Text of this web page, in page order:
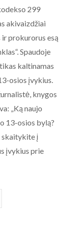
299
akivaizdžiai
ir prokurorus esą
Spaudoje
kaltinamas
osios įvykius.
knygos
„Ką naujo
13-osios bylą?
skaitykite į
įvykius prie